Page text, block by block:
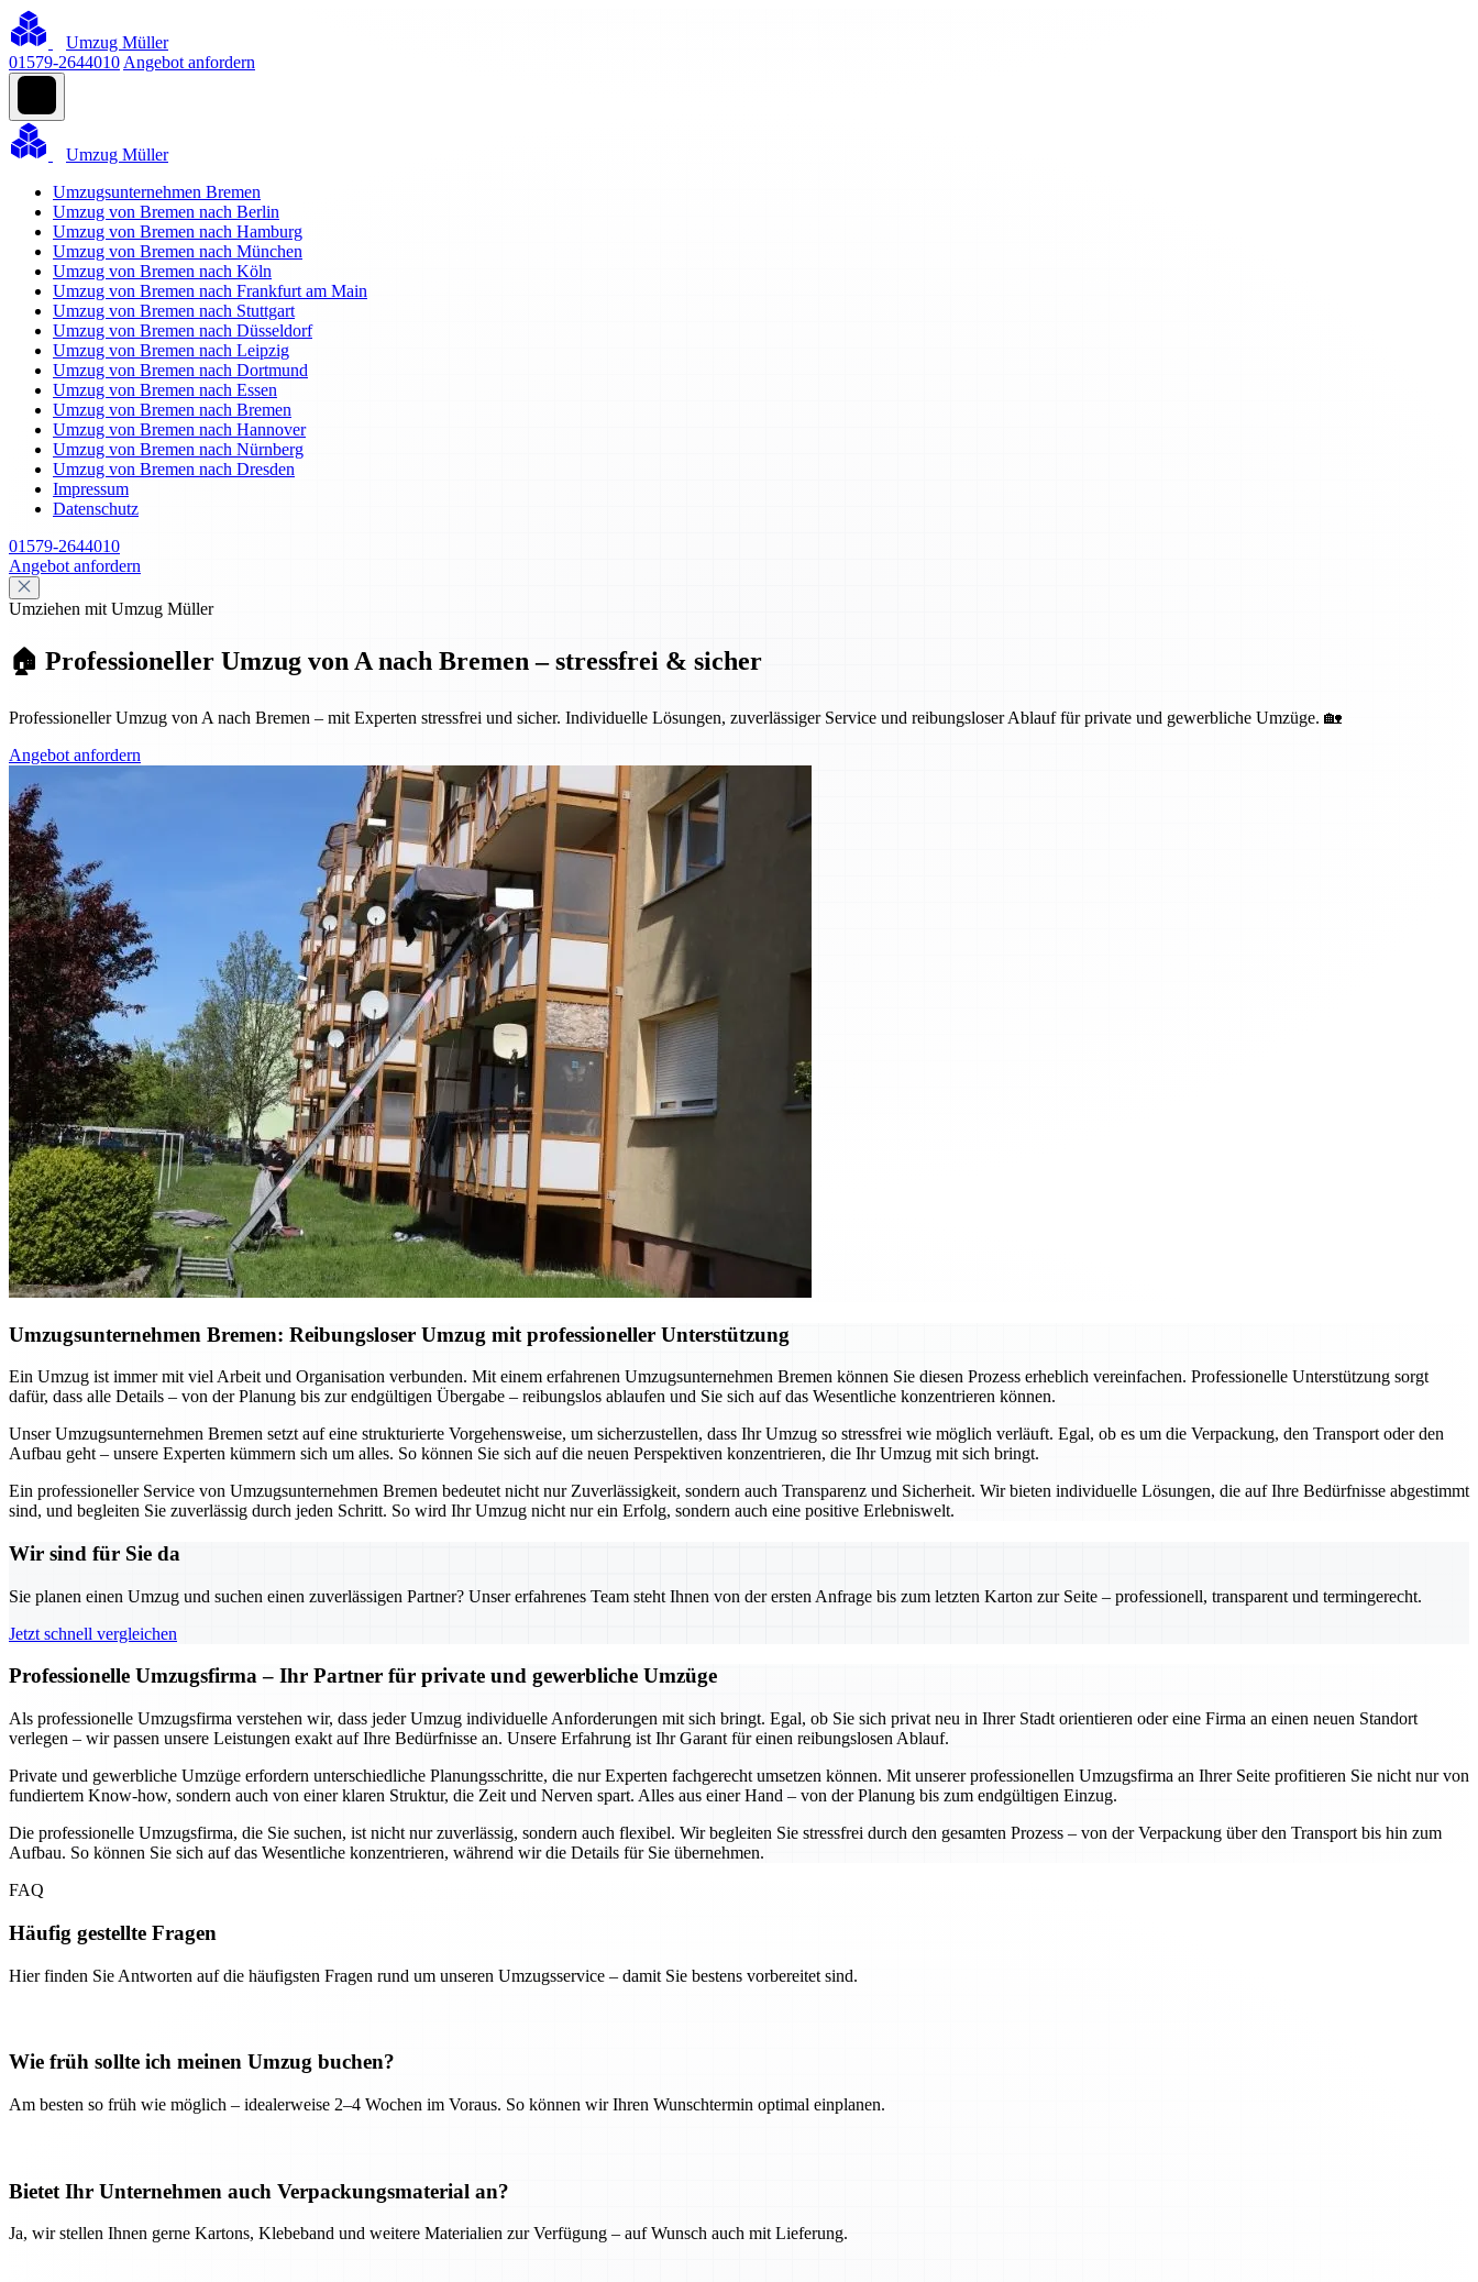
Umzug Müller
01579-2644010 Angebot anfordern
Umzug Müller
Umzugsunternehmen Bremen
Umzug von Bremen nach Berlin
Umzug von Bremen nach Hamburg
Umzug von Bremen nach München
Umzug von Bremen nach Köln
Umzug von Bremen nach Frankfurt am Main
Umzug von Bremen nach Stuttgart
Umzug von Bremen nach Düsseldorf
Umzug von Bremen nach Leipzig
Umzug von Bremen nach Dortmund
Umzug von Bremen nach Essen
Umzug von Bremen nach Bremen
Umzug von Bremen nach Hannover
Umzug von Bremen nach Nürnberg
Umzug von Bremen nach Dresden
Impressum
Datenschutz
01579-2644010
Angebot anfordern
Umziehen mit Umzug Müller
🏠 Professioneller Umzug von A nach Bremen – stressfrei & sicher
Professioneller Umzug von A nach Bremen – mit Experten stressfrei und sicher. Individuelle Lösungen, zuverlässiger Service und reibungsloser Ablauf für private und gewerbliche Umzüge. 🏡
Angebot anfordern
Umzugsunternehmen Bremen: Reibungsloser Umzug mit professioneller Unterstützung
Ein Umzug ist immer mit viel Arbeit und Organisation verbunden. Mit einem erfahrenen Umzugsunternehmen Bremen können Sie diesen Prozess erheblich vereinfachen. Professionelle Unterstützung sorgt
dafür, dass alle Details – von der Planung bis zur endgültigen Übergabe – reibungslos ablaufen und Sie sich auf das Wesentliche konzentrieren können.
Unser Umzugsunternehmen Bremen setzt auf eine strukturierte Vorgehensweise, um sicherzustellen, dass Ihr Umzug so stressfrei wie möglich verläuft. Egal, ob es um die Verpackung, den Transport oder den
Aufbau geht – unsere Experten kümmern sich um alles. So können Sie sich auf die neuen Perspektiven konzentrieren, die Ihr Umzug mit sich bringt.
Ein professioneller Service von Umzugsunternehmen Bremen bedeutet nicht nur Zuverlässigkeit, sondern auch Transparenz und Sicherheit. Wir bieten individuelle Lösungen, die auf Ihre Bedürfnisse abgestimmt
sind, und begleiten Sie zuverlässig durch jeden Schritt. So wird Ihr Umzug nicht nur ein Erfolg, sondern auch eine positive Erlebniswelt.
Wir sind für Sie da
Sie planen einen Umzug und suchen einen zuverlässigen Partner? Unser erfahrenes Team steht Ihnen von der ersten Anfrage bis zum letzten Karton zur Seite – professionell, transparent und termingerecht.
Jetzt schnell vergleichen
Professionelle Umzugsfirma – Ihr Partner für private und gewerbliche Umzüge
Als professionelle Umzugsfirma verstehen wir, dass jeder Umzug individuelle Anforderungen mit sich bringt. Egal, ob Sie sich privat neu in Ihrer Stadt orientieren oder eine Firma an einen neuen Standort
verlegen – wir passen unsere Leistungen exakt auf Ihre Bedürfnisse an. Unsere Erfahrung ist Ihr Garant für einen reibungslosen Ablauf.
Private und gewerbliche Umzüge erfordern unterschiedliche Planungsschritte, die nur Experten fachgerecht umsetzen können. Mit unserer professionellen Umzugsfirma an Ihrer Seite profitieren Sie nicht nur von
fundiertem Know-how, sondern auch von einer klaren Struktur, die Zeit und Nerven spart. Alles aus einer Hand – von der Planung bis zum endgültigen Einzug.
Die professionelle Umzugsfirma, die Sie suchen, ist nicht nur zuverlässig, sondern auch flexibel. Wir begleiten Sie stressfrei durch den gesamten Prozess – von der Verpackung über den Transport bis hin zum
Aufbau. So können Sie sich auf das Wesentliche konzentrieren, während wir die Details für Sie übernehmen.
FAQ
Häufig gestellte Fragen
Hier finden Sie Antworten auf die häufigsten Fragen rund um unseren Umzugsservice – damit Sie bestens vorbereitet sind.
Wie früh sollte ich meinen Umzug buchen?
Am besten so früh wie möglich – idealerweise 2–4 Wochen im Voraus. So können wir Ihren Wunschtermin optimal einplanen.
Bietet Ihr Unternehmen auch Verpackungsmaterial an?
Ja, wir stellen Ihnen gerne Kartons, Klebeband und weitere Materialien zur Verfügung – auf Wunsch auch mit Lieferung.